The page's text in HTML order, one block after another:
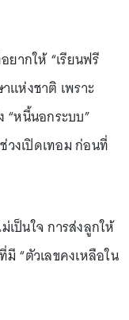
ยากให้ “เรียนฟรี
แห่งชาติ เพราะ
หนี้นอกระบบ”
วงเปิดเทอม ก่อนที่
เป็นใจ การส่งลูกให้
“ตัวเลขคงเหลือใน